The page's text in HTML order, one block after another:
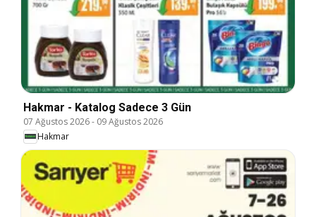
Hakmar - Katalog Sadece 3 Gün
07 Ağustos 2026- 09 Ağustos 2026
Hakmar